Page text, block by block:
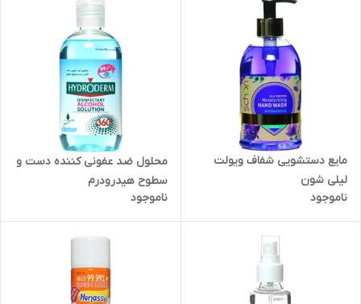
مایع دستشویی شفاف ویولت
لیلی شون
ناموجود
محلول ضد عفونی کننده دست و
سطوح هیدرودرم
ناموجود